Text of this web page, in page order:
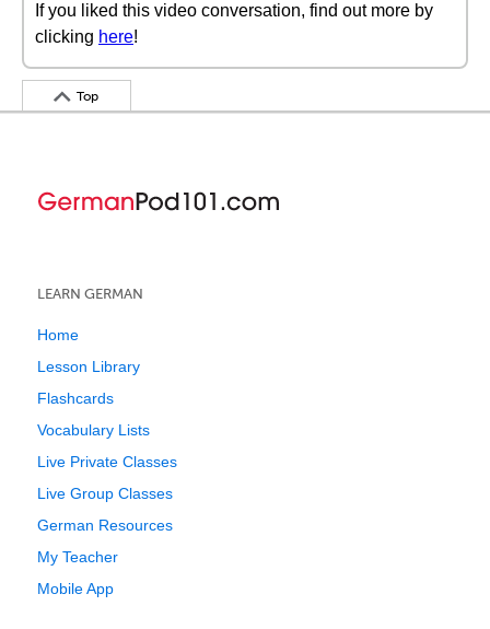
If you liked this video conversation, find out more by
clicking here!
Top
LEARN GERMAN
Home
Lesson Library
Flashcards
Vocabulary Lists
Live Private Classes
Live Group Classes
German Resources
My Teacher
Mobile App